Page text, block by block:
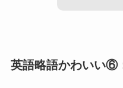
英語略語かわいい⑥